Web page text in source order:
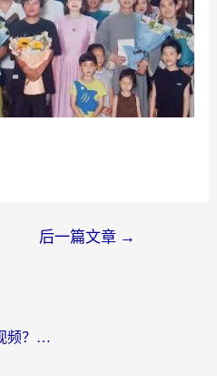
后一篇文章 →
在国外怎么看国内的网站视频？别再踩坑！选对加速器秒回国内冲浪